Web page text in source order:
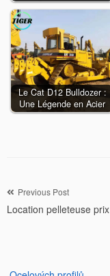
Le Cat D12 Bulldozer :
Une Légende en Acier
Navigation
de
Previous Post
Location pelleteuse prix